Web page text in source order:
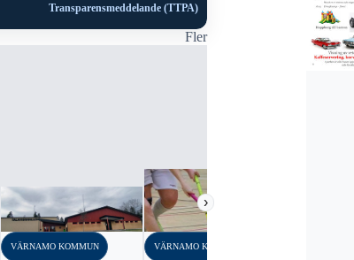
Transparensmeddelande (TTPA)
Fler
›
VÄRNAMO KOMMUN VÄRNAMO KOMMUN
VÄRNAMO